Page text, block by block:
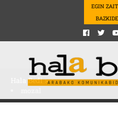
EGIN
Hala Bedi>